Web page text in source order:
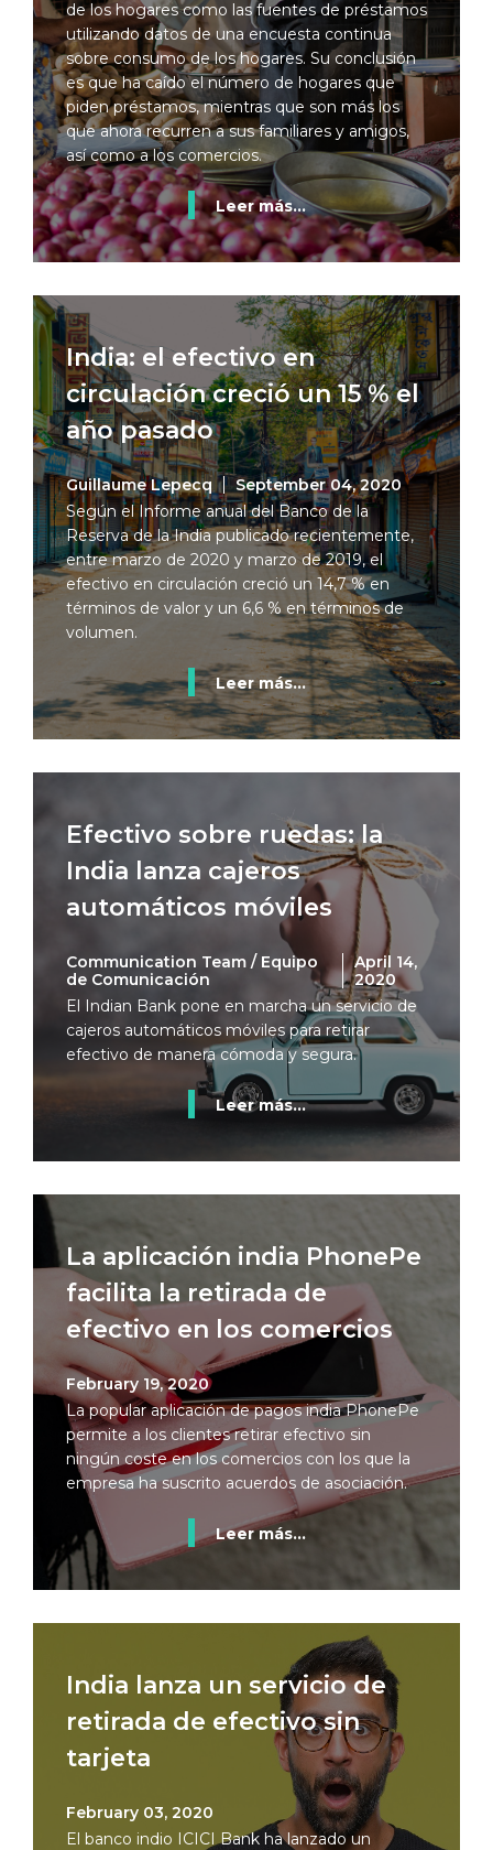
de los hogares como las fuentes de préstamos
utilizando datos de una encuesta continua
sobre consumo de los hogares. Su conclusión
es que ha caído el número de hogares que
piden préstamos, mientras que son más los
que ahora recurren a sus familiares y amigos,
así como a los comercios.
Leer más...
India: el efectivo en
circulación creció un 15 % el
año pasado
Guillaume Lepecq
September 04, 2020
Según el Informe anual del Banco de la
Reserva de la India publicado recientemente,
entre marzo de 2020 y marzo de 2019, el
efectivo en circulación creció un 14,7 % en
términos de valor y un 6,6 % en términos de
volumen.
Leer más...
Efectivo sobre ruedas: la
India lanza cajeros
automáticos móviles
Communication Team / Equipo
de Comunicación
April 14,
2020
El Indian Bank pone en marcha un servicio de
cajeros automáticos móviles para retirar
efectivo de manera cómoda y segura.
Leer más...
La aplicación india PhonePe
facilita la retirada de
efectivo en los comercios
February 19, 2020
La popular aplicación de pagos india PhonePe
permite a los clientes retirar efectivo sin
ningún coste en los comercios con los que la
empresa ha suscrito acuerdos de asociación.
Leer más...
India lanza un servicio de
retirada de efectivo sin
tarjeta
February 03, 2020
El banco indio ICICI Bank ha lanzado un